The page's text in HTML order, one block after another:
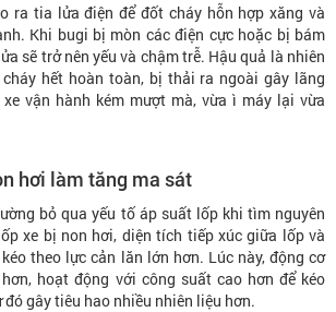
ra tia lửa điện để đốt cháy hỗn hợp xăng và
Khi bugi bị mòn các điện cực hoặc bị bám
sẽ trở nên yếu và chậm trễ. Hậu quả là nhiên
hết hoàn toàn, bị thải ra ngoài gây lãng
vận hành kém mượt mà, vừa ì máy lại vừa
hơi làm tăng ma sát
bỏ qua yếu tố áp suất lốp khi tìm nguyên
xe bị non hơi, diện tích tiếp xúc giữa lốp và
theo lực cản lăn lớn hơn. Lúc này, động cơ
hoạt động với công suất cao hơn để kéo
đó gây tiêu hao nhiều nhiên liệu hơn.